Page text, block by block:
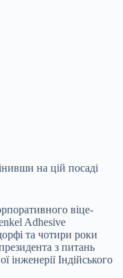
на цій посаді
віце-
Adhesive
та чотири роки
з питань
інженерії Індійського